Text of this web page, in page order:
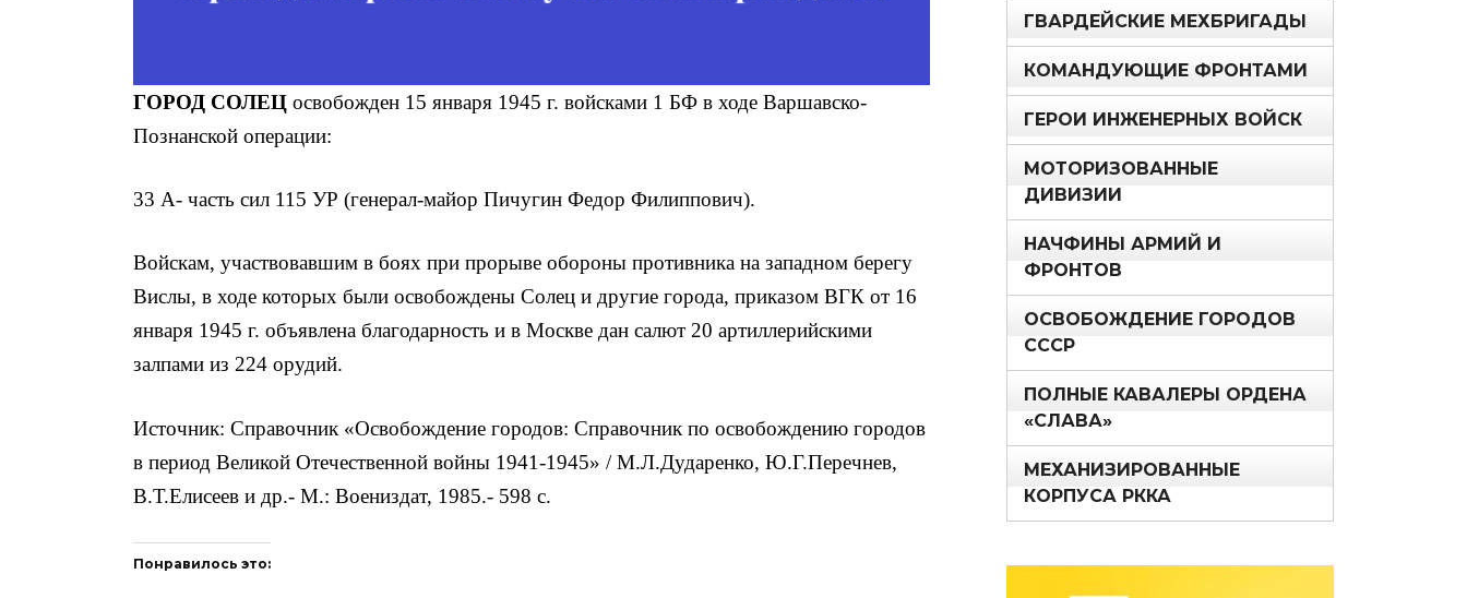
ГОРОД СОЛЕЦ освобожден 15 января 1945 г. войсками 1 БФ в ходе Варшавско-
Познанской операции:
33 А- часть сил 115 УР (генерал-майор Пичугин Федор Филиппович).
Войскам, участвовавшим в боях при прорыве обороны противника на западном берегу
Вислы, в ходе которых были освобождены Солец и другие города, приказом ВГК от 16
января 1945 г. объявлена благодарность и в Москве дан салют 20 артиллерийскими
залпами из 224 орудий.
Источник: Справочник «Освобождение городов: Справочник по освобождению городов
в период Великой Отечественной войны 1941-1945» / М.Л.Дударенко, Ю.Г.Перечнев,
В.Т.Елисеев и др.- М.: Воениздат, 1985.- 598 с.
Понравилось это:
ГВАРДЕЙСКИЕ МЕХБРИГАДЫ
КОМАНДУЮЩИЕ ФРОНТАМИ
ГЕРОИ ИНЖЕНЕРНЫХ ВОЙСК
МОТОРИЗОВАННЫЕ
ДИВИЗИИ
НАЧФИНЫ АРМИЙ И
ФРОНТОВ
ОСВОБОЖДЕНИЕ ГОРОДОВ
СССР
ПОЛНЫЕ КАВАЛЕРЫ ОРДЕНА
«СЛАВА»
МЕХАНИЗИРОВАННЫЕ
КОРПУСА РККА